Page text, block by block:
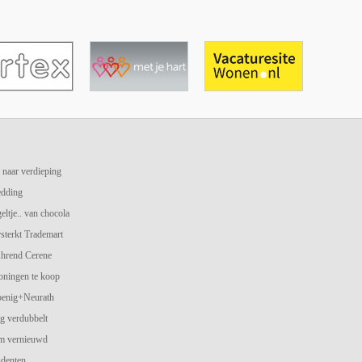
verdieping
van chocola
Trademart
Cerene
te koop
verdubbelt
vernieuwd